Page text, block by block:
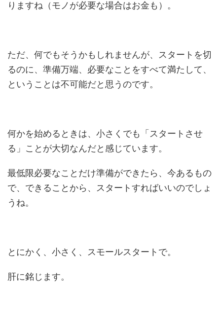
りますね（モノが必要な場合はお金も）。
ただ、何でもそうかもしれませんが、スタートを切
るのに、準備万端、必要なことをすべて満たして、
ということは不可能だと思うのです。
何かを始めるときは、小さくでも「スタートさせ
る」ことが大切なんだと感じています。
最低限必要なことだけ準備ができたら、今あるもの
で、できることから、スタートすればいいのでしょ
うね。
とにかく、小さく、スモールスタートで。
肝に銘じます。